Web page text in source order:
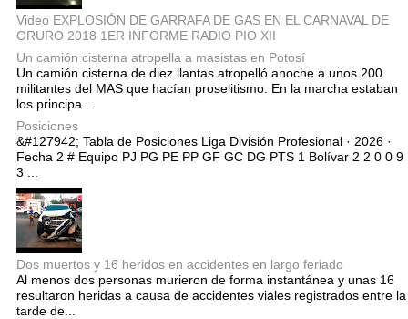
Video EXPLOSIÓN DE GARRAFA DE GAS EN EL CARNAVAL DE
ORURO 2018 1ER INFORME RADIO PIO XII
Un camión cisterna atropella a masistas en Potosí
Un camión cisterna de diez llantas atropelló anoche a unos 200
militantes del MAS que hacían proselitismo. En la marcha estaban
los principa...
Posiciones
&#127942; Tabla de Posiciones Liga División Profesional · 2026 ·
Fecha 2 # Equipo PJ PG PE PP GF GC DG PTS 1 Bolívar 2 2 0 0 9
3 ...
Dos muertos y 16 heridos en accidentes en largo feriado
Al menos dos personas murieron de forma instantánea y unas 16
resultaron heridas a causa de accidentes viales registrados entre la
tarde de...